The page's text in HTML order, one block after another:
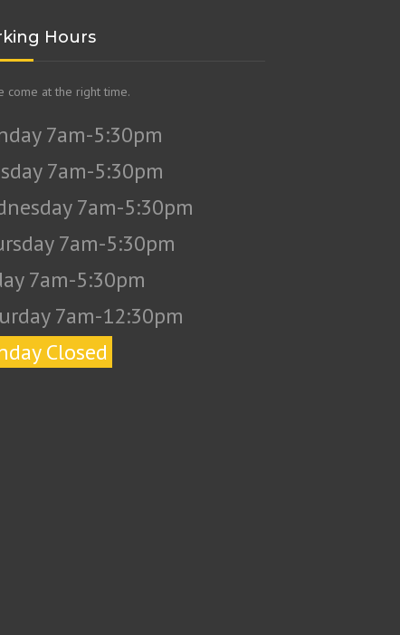
Hours
come at the right time.
7am-5:30pm
7am-5:30pm
7am-5:30pm
7am-5:30pm
7am-5:30pm
7am-12:30pm
Closed